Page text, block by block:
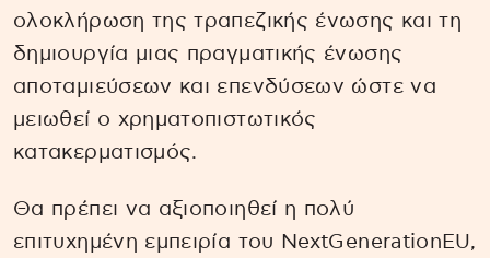
ολοκλήρωση της τραπεζικής ένωσης και τη
δημιουργία μιας πραγματικής ένωσης
αποταμιεύσεων και επενδύσεων ώστε να
μειωθεί ο χρηματοπιστωτικός
κατακερματισμός.
Θα πρέπει να αξιοποιηθεί η πολύ
επιτυχημένη εμπειρία του NextGenerationEU,